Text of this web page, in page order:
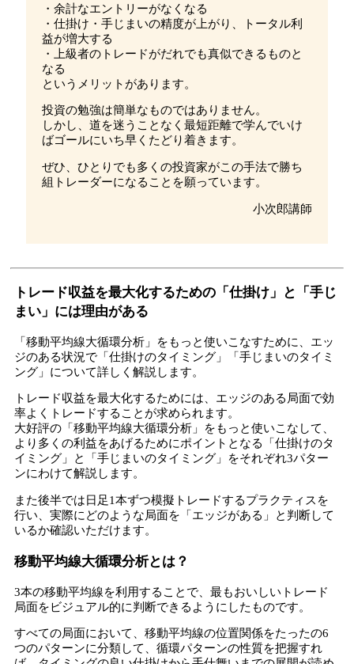
・余計なエントリーがなくなる
・仕掛け・手じまいの精度が上がり、トータル利
益が増大する
・上級者のトレードがだれでも真似できるものと
なる
というメリットがあります。
投資の勉強は簡単なものではありません。
しかし、道を迷うことなく最短距離で学んでいけ
ばゴールにいち早くたどり着きます。
ぜひ、ひとりでも多くの投資家がこの手法で勝ち
組トレーダーになることを願っています。
小次郎講師
トレード収益を最大化するための「仕掛け」と「手じ
まい」には理由がある
「移動平均線大循環分析」をもっと使いこなすために、エッ
ジのある状況で「仕掛けのタイミング」「手じまいのタイミ
ング」について詳しく解説します。
トレード収益を最大化するためには、エッジのある局面で効
率よくトレードすることが求められます。
大好評の「移動平均線大循環分析」をもっと使いこなして、
より多くの利益をあげるためにポイントとなる「仕掛けのタ
イミング」と「手じまいのタイミング」をそれぞれ3パター
ンにわけて解説します。
また後半では日足1本ずつ模擬トレードするプラクティスを
行い、実際にどのような局面を「エッジがある」と判断して
いるか確認いただけます。
移動平均線大循環分析とは？
3本の移動平均線を利用することで、最もおいしいトレード
局面をビジュアル的に判断できるようにしたものです。
すべての局面において、移動平均線の位置関係をたったの6
つのパターンに分類して、循環パターンの性質を把握すれ